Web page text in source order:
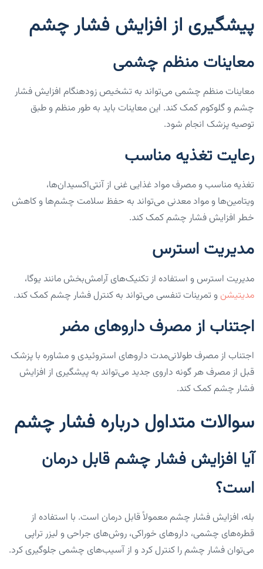
پیشگیری از افزایش فشار چشم
معاینات منظم چشمی
معاینات منظم چشمی می‌تواند به تشخیص زودهنگام افزایش فشار
چشم و گلوکوم کمک کند. این معاینات باید به طور منظم و طبق
توصیه پزشک انجام شود.
رعایت تغذیه مناسب
تغذیه مناسب و مصرف مواد غذایی غنی از آنتی‌اکسیدان‌ها،
ویتامین‌ها و مواد معدنی می‌تواند به حفظ سلامت چشم‌ها و کاهش
خطر افزایش فشار چشم کمک کند.
مدیریت استرس
مدیریت استرس و استفاده از تکنیک‌های آرامش‌بخش مانند یوگا،
مدیتیشن و تمرینات تنفسی می‌تواند به کنترل فشار چشم کمک کند.
اجتناب از مصرف داروهای مضر
اجتناب از مصرف طولانی‌مدت داروهای استروئیدی و مشاوره با پزشک
قبل از مصرف هر گونه داروی جدید می‌تواند به پیشگیری از افزایش
فشار چشم کمک کند.
سوالات متداول درباره فشار چشم
آیا افزایش فشار چشم قابل درمان
است؟
بله، افزایش فشار چشم معمولاً قابل درمان است. با استفاده از
قطره‌های چشمی، داروهای خوراکی، روش‌های جراحی و لیزر تراپی
می‌توان فشار چشم را کنترل کرد و از آسیب‌های چشمی جلوگیری کرد.